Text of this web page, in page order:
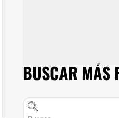
BUSCAR MÁS